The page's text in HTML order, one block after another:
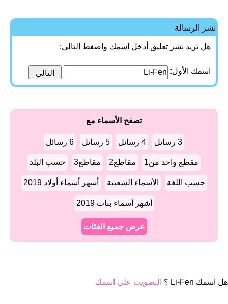
نشر الرسالة
هل تريد نشر تعليق أدخل اسمك واضغط التالي:
اسمك الأول:
تصفح الأسماء مع
3 رسائل 4 رسائل 5 رسائل 6 رسائل
مقطع واحد من1 مقاطع2 مقاطع3 حسب البلد
حسب اللغة الأسماء الشعبية أشهر أسماء أولاد 2019
أشهر أسماء بنات 2019
عرض جميع الفئات
هل اسمك Li-Fen ؟ التصويت على اسمك